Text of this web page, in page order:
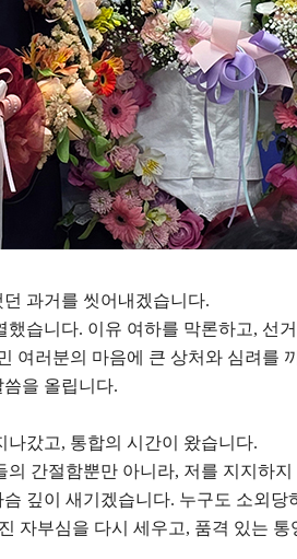
던 과거를 씻어내겠습니다.
했습니다. 이유 여하를 막론하고, 선
여러분의 마음에 큰 상처와 심려를
을 올립니다.
나갔고, 통합의 시간이 왔습니다.
의 간절함뿐만 아니라, 저를 지지하지
깊이 새기겠습니다. 누구도 소외당
자부심을 다시 세우고, 품격 있는 통